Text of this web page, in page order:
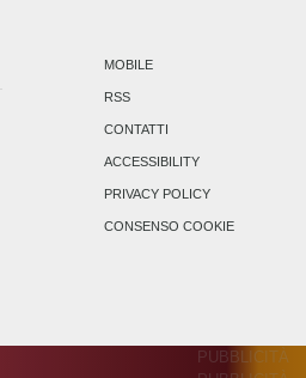
MOBILE
RSS
CONTATTI
ACCESSIBILITY
PRIVACY POLICY
CONSENSO COOKIE